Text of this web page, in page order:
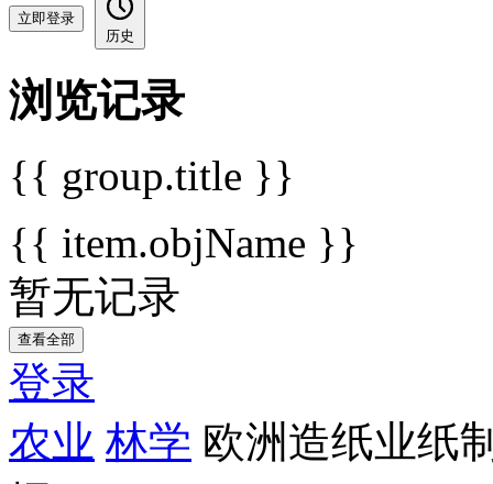
立即登录
历史
浏览记录
{{ group.title }}
{{ item.objName }}
暂无记录
查看全部
登录
农业 林学 欧洲造纸业纸